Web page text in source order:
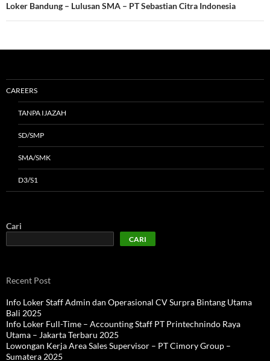
Loker Bandung – Lulusan SMA – PT Sebastian Citra Indonesia
CAREERS
TANPA IJAZAH
SD/SMP
SMA/SMK
D3/S1
Cari
CARI
Recent Post
Info Loker Staff Admin dan Operasional CV Surpra Bintang Utama
Bali 2025
Info Loker Full-Time – Accounting Staff PT Printechnindo Raya
Utama – Jakarta Terbaru 2025
Lowongan Kerja Area Sales Supervisor – PT Cimory Group –
Sumatera 2025